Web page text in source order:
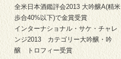
全米日本酒鑑評会2013 大吟醸A(精米
歩合40%以下)で金賞受賞
インターナショナル・サケ・チャレ
ンジ2013 カテゴリー大吟醸・吟
醸 トロフィー受賞